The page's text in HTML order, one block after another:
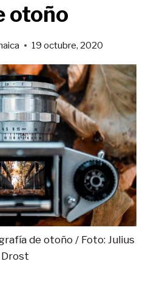
otoño
19 octubre, 2020
de otoño / Foto: Julius
Drost